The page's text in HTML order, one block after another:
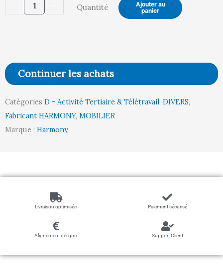
Caisson
Quantité
Ajouter au
panier
Continuer les achats
Catégories D - Activité Tertiaire & Télétravail, DIVERS,
Fabricant HARMONY, MOBILIER
Marque : Harmony
Livraison optimisée Paiement sécurisé
Alignement des prix Support Client